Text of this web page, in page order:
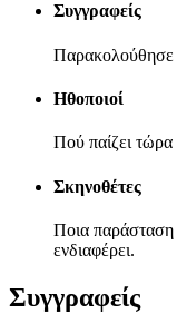
Συγγραφείς
Παρακολούθησε
Ηθοποιοί
Πού παίζει
Σκηνοθέτες
Ποια παράσταση
ενδιαφέρει.
Συγγραφείς